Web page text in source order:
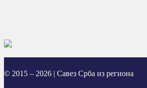
© 2015 – 2026 | Савез Срба из региона